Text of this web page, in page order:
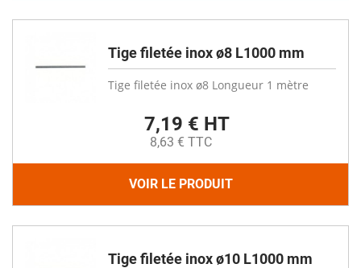
Tige filetée inox ø8 L1000 mm
Tige filetée inox ø8 Longueur 1 mètre
7,19 € HT
8,63 € TTC
VOIR LE PRODUIT
Tige filetée inox ø10 L1000 mm